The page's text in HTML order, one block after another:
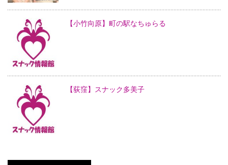
【小竹向原】町の駅なちゅらる
【荻窪】スナック多美子